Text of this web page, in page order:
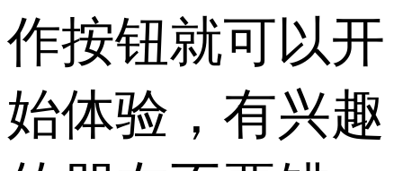
作按钮就可以开
始体验，有兴趣